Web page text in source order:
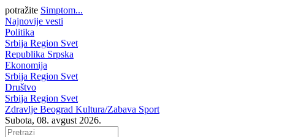
potražite Simptom...
Najnovije vesti
Politika
Srbija Region Svet
Republika Srpska
Ekonomija
Srbija Region Svet
Društvo
Srbija Region Svet
Zdravlje Beograd Kultura/Zabava Sport
Subota, 08. avgust 2026.